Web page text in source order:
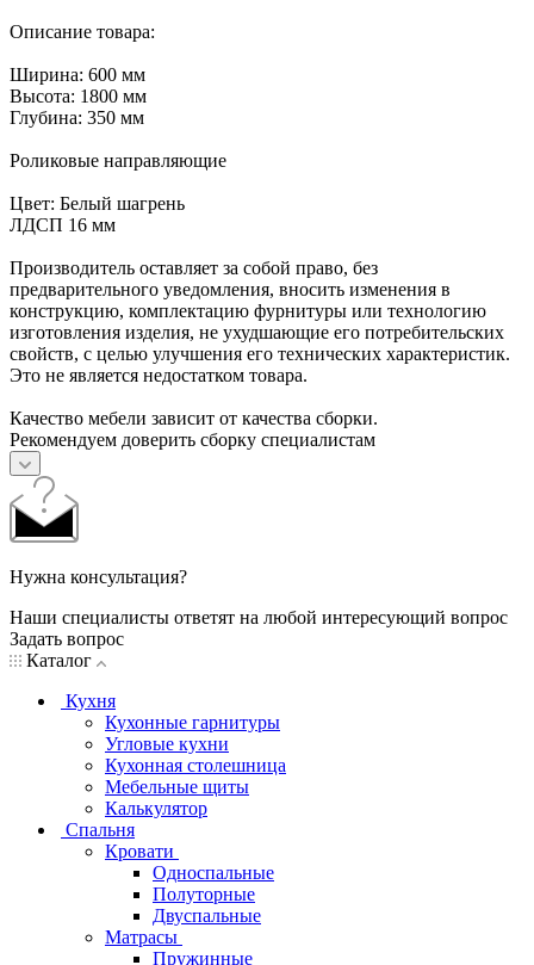
Описание товара:
Ширина: 600 мм
Высота: 1800 мм
Глубина: 350 мм
Роликовые направляющие
Цвет: Белый шагрень
ЛДСП 16 мм
Производитель оставляет за собой право, без
предварительного уведомления, вносить изменения в
конструкцию, комплектацию фурнитуры или технологию
изготовления изделия, не ухудшающие его потребительских
свойств, с целью улучшения его технических характеристик.
Это не является недостатком товара.
Качество мебели зависит от качества сборки.
Рекомендуем доверить сборку специалистам
Нужна консультация?
Наши специалисты ответят на любой интересующий вопрос
Задать вопрос
Каталог
Кухня
Кухонные гарнитуры
Угловые кухни
Кухонная столешница
Мебельные щиты
Калькулятор
Спальня
Кровати
Односпальные
Полуторные
Двуспальные
Матрасы
Пружинные